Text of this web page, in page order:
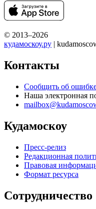
© 2013–2026
кудамоскоу.ру |
Контакты
Сообщить об
Наша электронная
Кудамоскоу
Пресс-релиз
Редакционная
Правовая
Формат ресурса
Сотрудничество